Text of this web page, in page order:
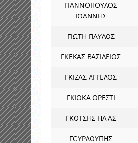
ΓΙΑΝΝΟΠΟΥΛΟΣ
ΙΩΑΝΝΗΣ
ΓΙΩΤΗ ΠΑΥΛΟΣ
ΓΚΕΚΑΣ ΒΑΣΙΛΕΙΟΣ
ΓΚΙΖΑΣ ΑΓΓΕΛΟΣ
ΓΚΙΟΚΑ ΟΡΕΣΤΙ
ΓΚΟΤΣΗΣ ΗΛΙΑΣ
ΓΟΥΡΔΟΥΠΗΣ